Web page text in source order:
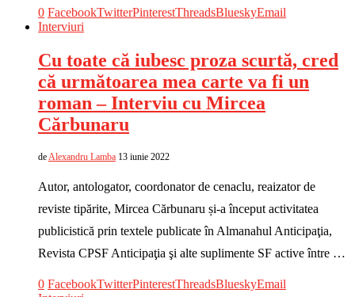
0 FacebookTwitterPinterestThreadsBlueskyEmail
Interviuri
Cu toate că iubesc proza scurtă, cred
că următoarea mea carte va fi un
roman – Interviu cu Mircea
Cărbunaru
deAlexandru Lamba 13 iunie 2022
Autor, antologator, coordonator de cenaclu, reaizator de
reviste tipărite, Mircea Cărbunaru și-a început activitatea
publicistică prin textele publicate în Almanahul Anticipaţia,
Revista CPSF Anticipaţia şi alte suplimente SF active între …
0 FacebookTwitterPinterestThreadsBlueskyEmail